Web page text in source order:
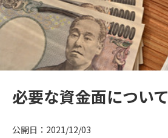
必要な資金面について
公開日：2021/12/03